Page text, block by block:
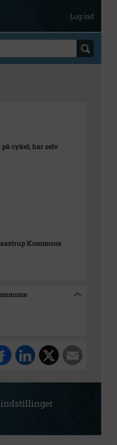
Log ind
cykel, har selv
Kommune
indstillinger